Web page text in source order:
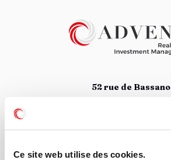
Ce site web utilise des cookies.
52 rue de Bassano
Suivez nous